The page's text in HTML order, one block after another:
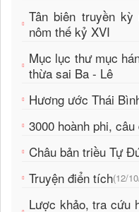
Tân biên truyền
nôm thế kỷ XVI
Mục lục thư mục
thừa sai Ba - Lê
Hương ước Thái
3000 hoành phi, câu
Châu bản triều Tự
Truyện điển tích(12/
Lược khảo, tra cứu